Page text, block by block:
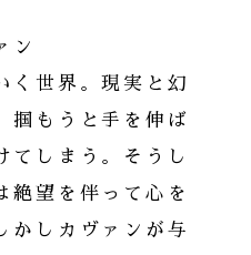
ン
く世界。現実と幻
掴もうと手を伸ば
てしまう。そうし
絶望を伴って心を
かしカヴァンが与